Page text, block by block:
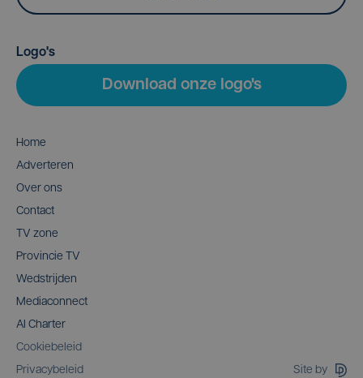
Logo's
Download onze logo's
Home
Adverteren
Over ons
Contact
TV zone
Provincie TV
Wedstrijden
Mediaconnect
AI Charter
Cookiebeleid
Privacybeleid
Site by